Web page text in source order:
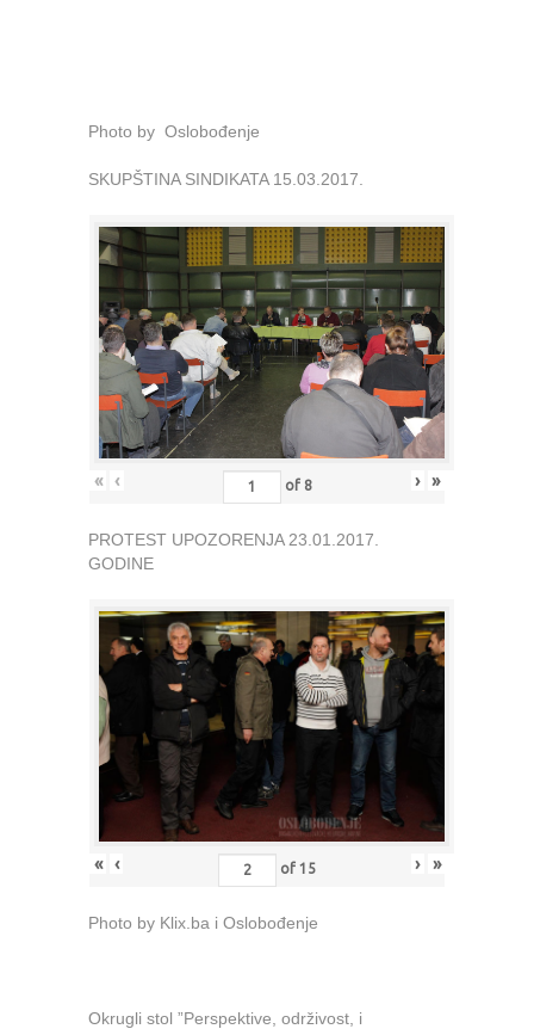
Photo by Oslobođenje
SKUPŠTINA SINDIKATA 15.03.2017.
« ‹ of 8 › »
PROTEST UPOZORENJA 23.01.2017.
GODINE
« ‹ of 15 › »
Photo by Klix.ba i Oslobođenje
Okrugli stol ”Perspektive, održivost, i